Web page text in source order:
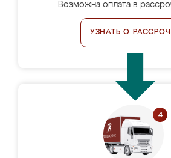
Возможна оплата в
УЗНАТЬ О